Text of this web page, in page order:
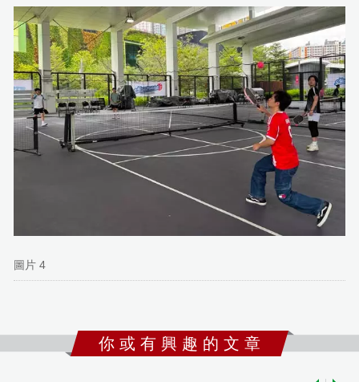
圖片 4
你 或 有 興 趣 的 文 章